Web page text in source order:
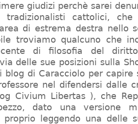
giudizi perchè sarei
cattolici,
di estrema destra nello
troviamo qualcuno che
di filosofia del
delle sue posizioni sulla
blog di Caracciolo per
nel difendersi dalle
Civium Libertas ), che
dato una versione
proprio leggendo una delle